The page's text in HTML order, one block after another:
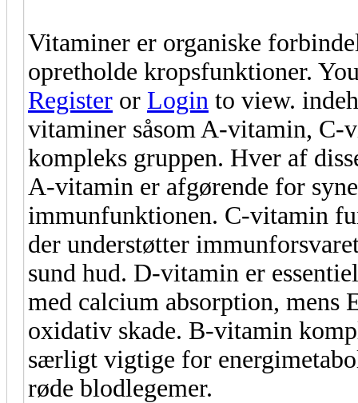
Vitaminer er organiske
opretholde kropsfunktioner.
Register or Login to view.
vitaminer såsom A-vitamin,
kompleks gruppen. Hver af
A-vitamin er afgørende for
immunfunktionen. C-vitamin
der understøtter
sund hud. D-vitamin er
med calcium absorption, mens
oxidativ skade. B-vitamin
særligt vigtige for
røde blodlegemer.